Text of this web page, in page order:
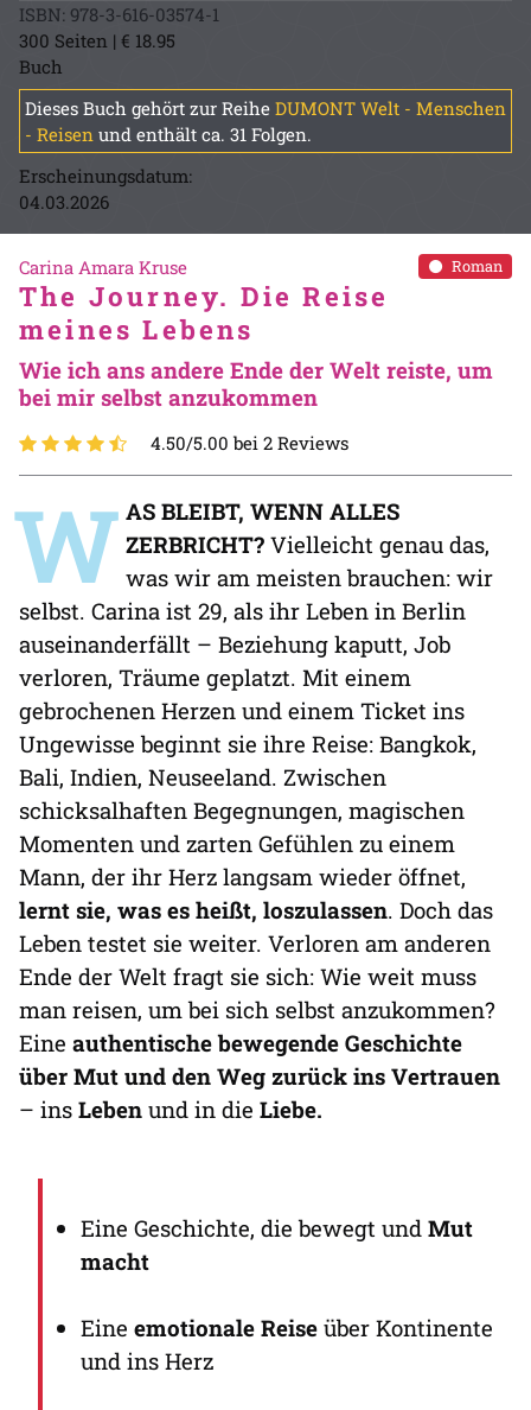
ISBN: 978-3-616-03574-1
300 Seiten | € 18.95
Buch
Dieses Buch gehört zur Reihe DUMONT Welt - Menschen
- Reisen und enthält ca. 31 Folgen.
Erscheinungsdatum:
04.03.2026
Roman
Carina Amara Kruse
The Journey. Die Reise
meines Lebens
Wie ich ans andere Ende der Welt reiste, um
bei mir selbst anzukommen
4.50/5.00 bei 2 Reviews
W AS BLEIBT, WENN ALLES
ZERBRICHT? Vielleicht genau das,
was wir am meisten brauchen: wir
selbst. Carina ist 29, als ihr Leben in Berlin
auseinanderfällt – Beziehung kaputt, Job
verloren, Träume geplatzt. Mit einem
gebrochenen Herzen und einem Ticket ins
Ungewisse beginnt sie ihre Reise: Bangkok,
Bali, Indien, Neuseeland. Zwischen
schicksalhaften Begegnungen, magischen
Momenten und zarten Gefühlen zu einem
Mann, der ihr Herz langsam wieder öffnet,
lernt sie, was es heißt, loszulassen. Doch das
Leben testet sie weiter. Verloren am anderen
Ende der Welt fragt sie sich: Wie weit muss
man reisen, um bei sich selbst anzukommen?
Eine authentische bewegende Geschichte
über Mut und den Weg zurück ins Vertrauen
– ins Leben und in die Liebe.
Eine Geschichte, die bewegt und Mut
macht
Eine emotionale Reise über Kontinente
und ins Herz